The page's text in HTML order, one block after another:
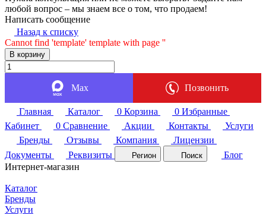
любой вопрос – мы знаем все о том, что продаем!
Написать сообщение
Назад к списку
Cannot find 'template' template with page ''
В корзину
Max Позвонить
Главная Каталог 0 Корзина 0 Избранные
Кабинет
0 Сравнение Акции Контакты
Услуги
Бренды
Отзывы Компания
Лицензии
Документы
Реквизиты Регион Поиск
Блог
Интернет-магазин
Каталог
Бренды
Услуги